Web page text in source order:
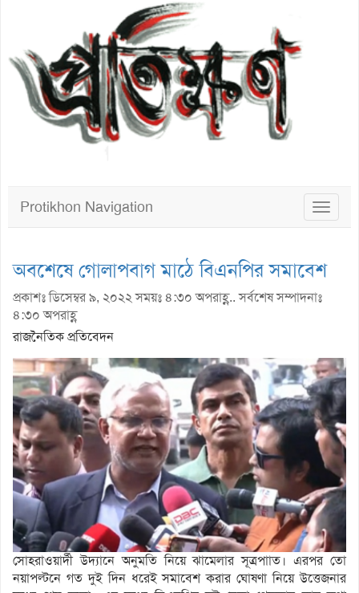
Toggle
Protikhon Navigation
অবশেষে গোলাপবাগ মাঠে বিএনপির সমাবেশ
প্রকাশঃ ডিসেম্বর ৯, ২০২২ সময়ঃ ৪:৩০ অপরাহ্ণ.. সর্বশেষ সম্পাদনাঃ
৪:৩০ অপরাহ্ণ
রাজনৈতিক প্রতিবেদন
সোহরাওয়ার্দী উদ্যানে অনুমতি নিয়ে ঝামেলার সূত্রপাাত। এরপর তো
নয়াপল্টনে গত দুই দিন ধরেই সমাবেশ করার ঘোষণা নিয়ে উত্তেজনার